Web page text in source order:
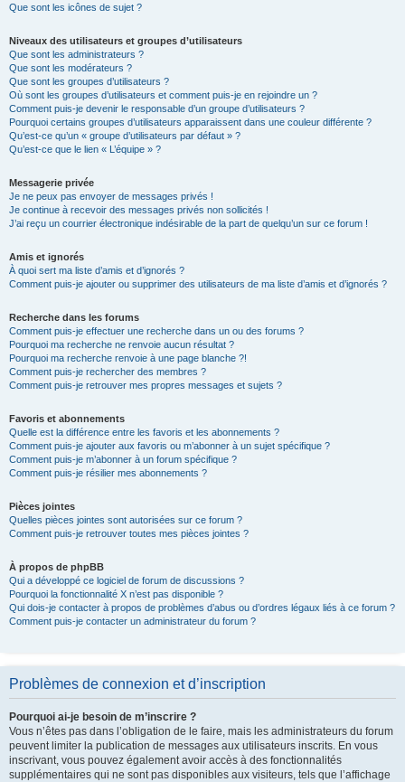
Que sont les icônes de sujet ?
Niveaux des utilisateurs et groupes d’utilisateurs
Que sont les administrateurs ?
Que sont les modérateurs ?
Que sont les groupes d’utilisateurs ?
Où sont les groupes d’utilisateurs et comment puis-je en rejoindre un ?
Comment puis-je devenir le responsable d’un groupe d’utilisateurs ?
Pourquoi certains groupes d’utilisateurs apparaissent dans une couleur différente ?
Qu’est-ce qu’un « groupe d’utilisateurs par défaut » ?
Qu’est-ce que le lien « L’équipe » ?
Messagerie privée
Je ne peux pas envoyer de messages privés !
Je continue à recevoir des messages privés non sollicités !
J’ai reçu un courrier électronique indésirable de la part de quelqu’un sur ce forum !
Amis et ignorés
À quoi sert ma liste d’amis et d’ignorés ?
Comment puis-je ajouter ou supprimer des utilisateurs de ma liste d’amis et d’ignorés ?
Recherche dans les forums
Comment puis-je effectuer une recherche dans un ou des forums ?
Pourquoi ma recherche ne renvoie aucun résultat ?
Pourquoi ma recherche renvoie à une page blanche ?!
Comment puis-je rechercher des membres ?
Comment puis-je retrouver mes propres messages et sujets ?
Favoris et abonnements
Quelle est la différence entre les favoris et les abonnements ?
Comment puis-je ajouter aux favoris ou m’abonner à un sujet spécifique ?
Comment puis-je m’abonner à un forum spécifique ?
Comment puis-je résilier mes abonnements ?
Pièces jointes
Quelles pièces jointes sont autorisées sur ce forum ?
Comment puis-je retrouver toutes mes pièces jointes ?
À propos de phpBB
Qui a développé ce logiciel de forum de discussions ?
Pourquoi la fonctionnalité X n’est pas disponible ?
Qui dois-je contacter à propos de problèmes d’abus ou d’ordres légaux liés à ce forum ?
Comment puis-je contacter un administrateur du forum ?
Problèmes de connexion et d’inscription
Pourquoi ai-je besoin de m’inscrire ?
Vous n’êtes pas dans l’obligation de le faire, mais les administrateurs du forum
peuvent limiter la publication de messages aux utilisateurs inscrits. En vous
inscrivant, vous pouvez également avoir accès à des fonctionnalités
supplémentaires qui ne sont pas disponibles aux visiteurs, tels que l’affichage